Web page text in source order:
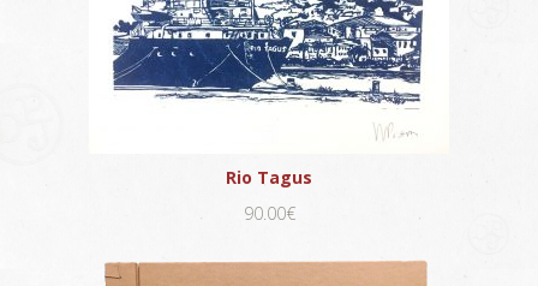
Rio Tagus
90.00€